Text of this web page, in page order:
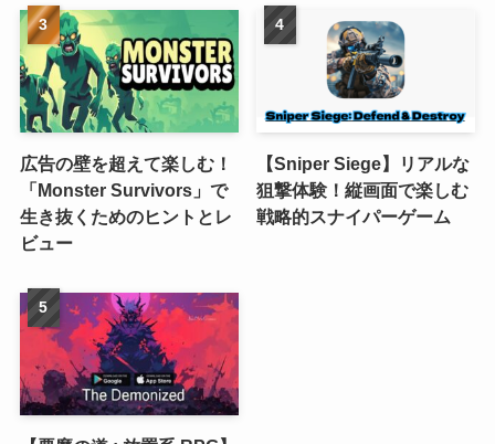
広告の壁を超えて楽しむ！
「Monster Survivors」で
生き抜くためのヒントとレ
ビュー
【Sniper Siege】リアルな
狙撃体験！縦画面で楽しむ
戦略的スナイパーゲーム